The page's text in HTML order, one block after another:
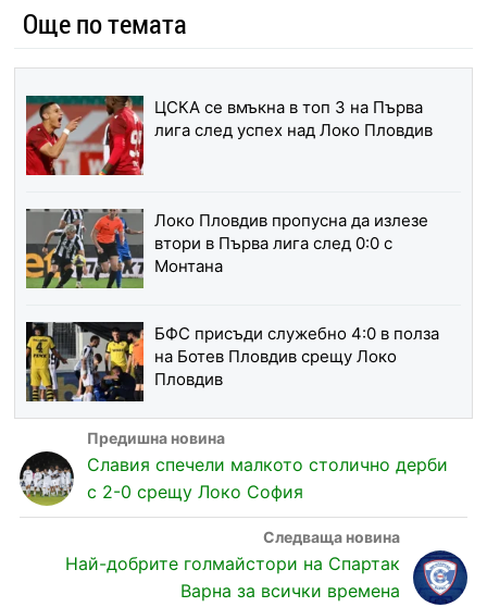
Още по темата
ЦСКА се вмъкна в топ 3 на Първа
лига след успех над Локо Пловдив
Локо Пловдив пропусна да излезе
втори в Първа лига след 0:0 с
Монтана
БФС присъди служебно 4:0 в полза
на Ботев Пловдив срещу Локо
Пловдив
Славия спечели малкото столично дерби
с 2-0 срещу Локо София
Най-добрите голмайстори на Спартак
Варна за всички времена